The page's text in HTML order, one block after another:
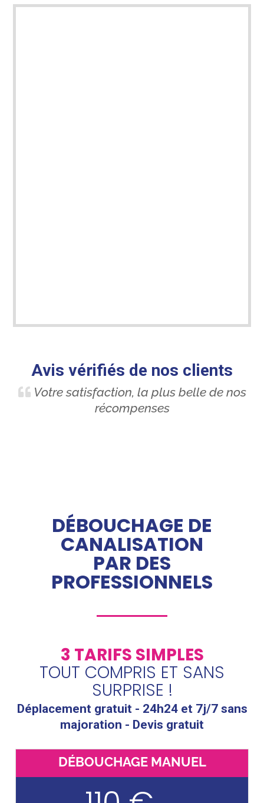
Avis vérifiés de nos clients
Votre satisfaction, la plus belle de nos
récompenses
DÉBOUCHAGE DE
CANALISATION
PAR DES
PROFESSIONNELS
3 TARIFS SIMPLES
TOUT COMPRIS ET SANS
SURPRISE !
Déplacement gratuit - 24h24 et 7j/7 sans
majoration - Devis gratuit
DÉBOUCHAGE MANUEL